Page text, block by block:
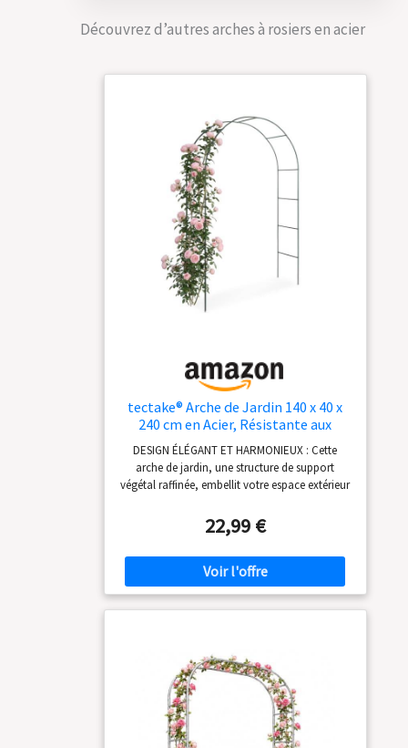
Découvrez d’autres arches à rosiers en acier
tectake® Arche de Jardin 140 x 40 x
240 cm en Acier, Résistante aux
intempéries, Montage Facile et
Maintien Stable, Diamètre des
Barres 1,2 cm, Arceaux à Rosiers,
Tuteur pour Plantes grimpantes
DESIGN ÉLÉGANT ET HARMONIEUX : Cette
arche de jardin, une structure de support
végétal raffinée, embellit votre espace extérieur
foncé. Elle ajoute une touche décorative tout
en mettant parfaitement en valeur vos plantes
grimpantes, offrant un charme naturel et une
élégance durable. SOUTIEN OPTIMAL POUR
VOS PLANTES GRIMPANTES : En tant qu'arche
Elle aide à canaliser la croissance de vos
plantes, favorisant un jardin bien ordonné et
florissant. RÉSISTANCE AUX INTEMPÉRIES :
Cette structure de jardin durable est conçue un
acier laqué qui résiste aux aléas climatiques,
comme la pluie ou le vent, ce qui en fait un
22,99 €